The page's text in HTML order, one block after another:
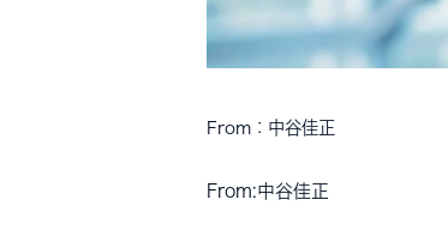
From：中谷佳正
From:中谷佳正